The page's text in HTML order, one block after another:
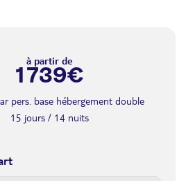
à partir de
1 739€
pers. base hébergement double
15 jours / 14 nuits